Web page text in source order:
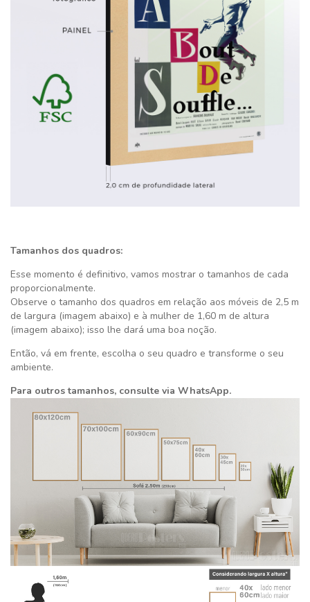
Tamanhos dos quadros:
Esse momento é definitivo, vamos mostrar o tamanhos de cada
proporcionalmente.
Observe o tamanho dos quadros em relação aos móveis de 2,5 m
de largura (imagem abaixo) e à mulher de 1,60 m de altura
(imagem abaixo); isso lhe dará uma boa noção.
Então, vá em frente, escolha o seu quadro e transforme o seu
ambiente.
Para outros tamanhos, consulte via WhatsApp.